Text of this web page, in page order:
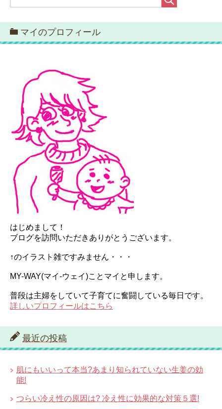
マイのプロフィール
はじめまして！
ブログを訪問いただきありがとうございます。
↑のイラスト雑ですみません・・・
MY-WAY(マイ-ウェイ)ことマイと申します。
普段は主婦をしていて子育てに奮闘している毎日です。
詳しいプロフィールはこちら
最近の投稿
肌にもいいって本当?あまり知られていない生姜の効
能!
つらい冷え性の原因は? 冷え性に効果的な対策５選!